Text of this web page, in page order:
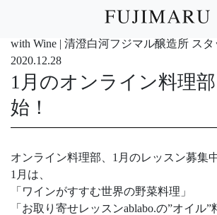
with Wine | 清澄白河フジマル醸造所 ス
2020.12.28
1月のオンライン料理
始！
オンライン料理部、1月のレッスン募集
1月は、
「ワインがすすむ世界の野菜料理」
「お取り寄せレッスンablabo.の”オイル”